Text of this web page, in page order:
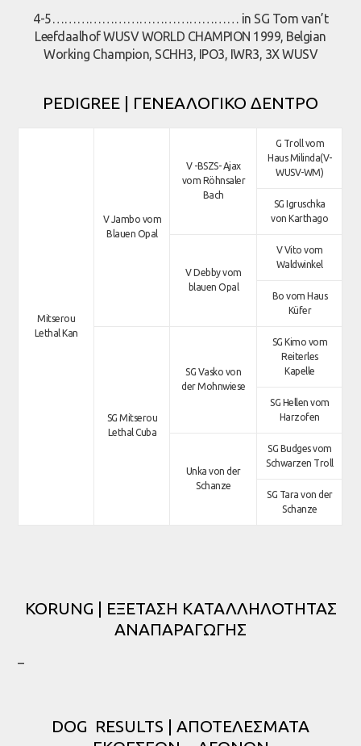
4-5……………………………………… in SG Tom van’t
Leefdaalhof WUSV WORLD CHAMPION 1999, Belgian
Working Champion, SCHH3, IPO3, IWR3, 3X WUSV
PEDIGREE | ΓΕΝΕΑΛΟΓΙΚΟ ΔΕΝΤΡΟ
Mitserou
Lethal Kan
V Jambo vom
Blauen Opal
V -BSZS- Ajax
vom Röhnsaler
Bach
G Troll vom
Haus Milinda(V-
WUSV-WM)
SG Igruschka
von Karthago
V Debby vom
blauen Opal
V Vito vom
Waldwinkel
Bo vom Haus
Küfer
SG Mitserou
Lethal Cuba
SG Vasko von
der Mohnwiese
SG Kimo vom
Reiterles
Kapelle
SG Hellen vom
Harzofen
Unka von der
Schanze
SG Budges vom
Schwarzen Troll
SG Tara von der
Schanze
KORUNG | ΕΞΕΤΑΣΗ ΚΑΤΑΛΛΗΛΟΤΗΤΑΣ
ΑΝΑΠΑΡΑΓΩΓΗΣ
–
DOG RESULTS | ΑΠΟΤΕΛΕΣΜΑΤΑ